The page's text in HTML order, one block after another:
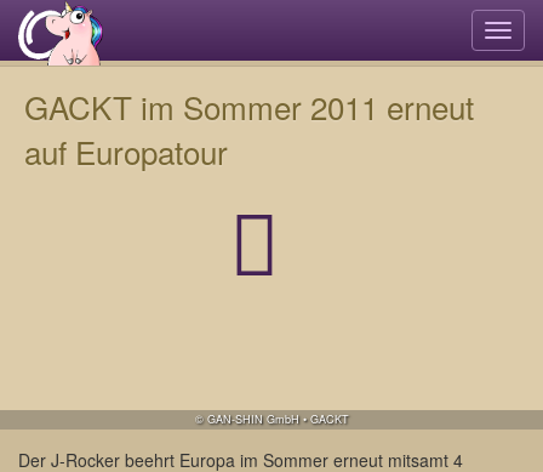
GACKT im Sommer 2011 erneut
auf Europatour
© GAN-SHIN GmbH • GACKT
Der J-Rocker beehrt Europa im Sommer erneut mitsamt 4